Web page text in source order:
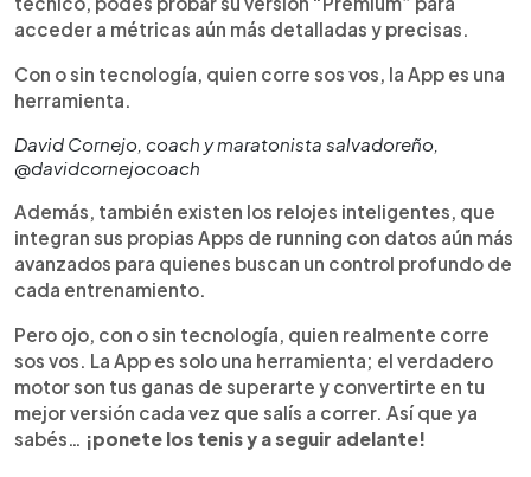
acceder a métricas aún más detalladas y precisas.
Con o sin tecnología, quien corre sos vos, la App es una
herramienta.
David Cornejo, coach y maratonista salvadoreño,
@davidcornejocoach
Además, también existen los relojes inteligentes, que
integran sus propias Apps de running con datos aún más
avanzados para quienes buscan un control profundo de
cada entrenamiento.
Pero ojo, con o sin tecnología, quien realmente corre
sos vos. La App es solo una herramienta; el verdadero
motor son tus ganas de superarte y convertirte en tu
mejor versión cada vez que salís a correr. Así que ya
sabés… ¡ponete los tenis y a seguir adelante!